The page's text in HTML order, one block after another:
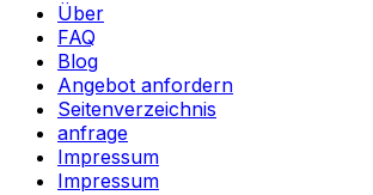
Über
FAQ
Blog
Angebot anfordern
Seitenverzeichnis
anfrage
Impressum
Impressum